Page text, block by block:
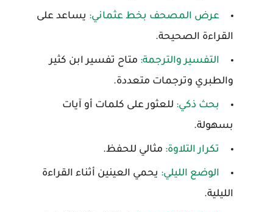
عرض المصحف بخط عثماني: يساعد على
القراءة الصحيحة.
التفسير والترجمة: متاح تفسير ابن كثير
والطبري وترجمات متعددة.
بحث ذكي: للعثور على كلمات أو آيات
بسهولة.
تكرار التلاوة: مثالي للحفظ.
الوضع الليلي: يحمي العينين أثناء القراءة
الليلية.